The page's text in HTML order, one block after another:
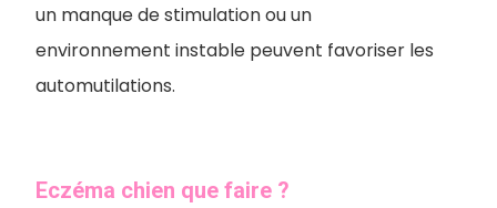
un manque de stimulation ou un
environnement instable peuvent favoriser les
automutilations.
Eczéma chien que faire ?